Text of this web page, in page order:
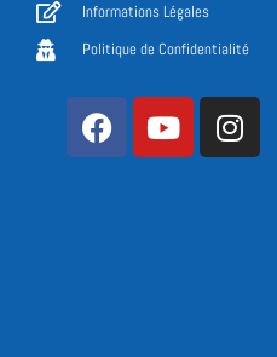
Informations Légales
Politique de Confidentialité